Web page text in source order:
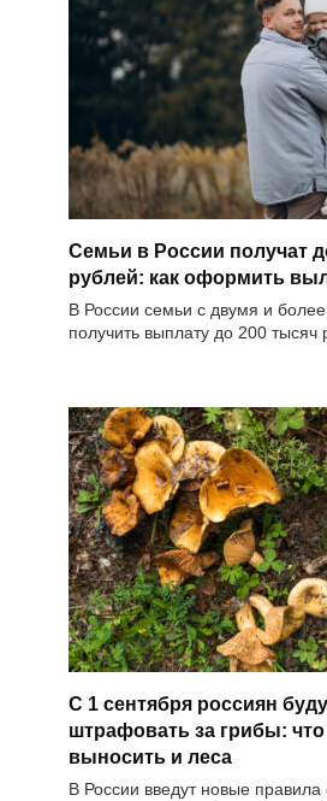
Семьи в России получат
рублей: как оформить
В России семьи с двумя и
получить выплату до 200 тысяч
С 1 сентября россиян
штрафовать за грибы: что
выносить и леса
В России введут новые правила